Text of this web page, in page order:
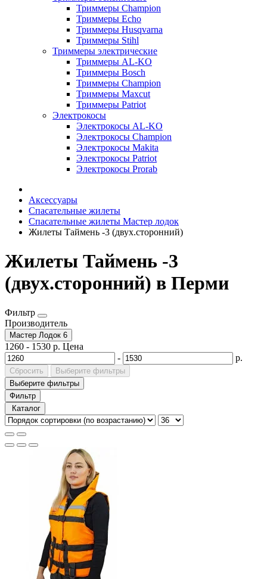
Триммеры Champion
Триммеры Echo
Триммеры Husqvarna
Триммеры Stihl
Триммеры электрические
Триммеры AL-KO
Триммеры Bosch
Триммеры Champion
Триммеры Maxcut
Триммеры Patriot
Электрокосы
Электрокосы AL-KO
Электрокосы Champion
Электрокосы Makita
Электрокосы Patriot
Электрокосы Prorab
Аксессуары
Спасательные жилеты
Спасательные жилеты Мастер лодок
Жилеты Таймень -3 (двух.сторонний)
Жилеты Таймень -3
(двух.сторонний) в Перми
Фильтр
Производитель
Мастер Лодок 6
1260 - 1530 р. Цена
-
р.
Сбросить
Выберите фильтры
Выберите фильтры
Фильтр
Каталог